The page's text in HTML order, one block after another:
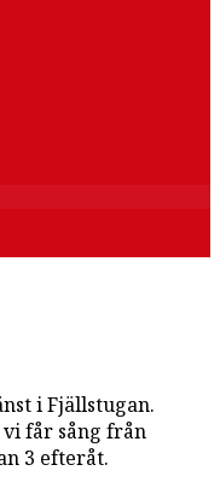
i Fjällstugan.
får sång från
3 efteråt.